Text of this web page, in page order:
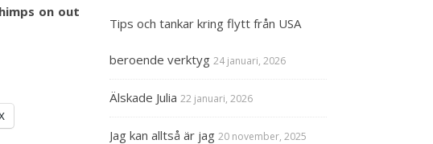
on out
Tips och tankar kring flytt från USA
beroende verktyg 24 januari, 2026
Älskade Julia 22 januari, 2026
Jag kan alltså är jag 20 november, 2025